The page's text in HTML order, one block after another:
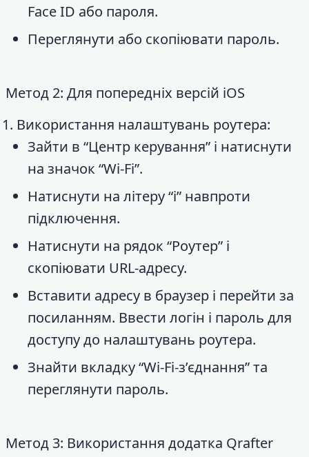
Face ID або пароля.
Переглянути або скопіювати пароль.
Метод 2: Для попередніх версій iOS
Використання налаштувань роутера:
Зайти в “Центр керування” і натиснути
на значок “Wi-Fi”.
Натиснути на літеру “i” навпроти
підключення.
Натиснути на рядок “Роутер” і
скопіювати URL-адресу.
Вставити адресу в браузер і перейти за
посиланням. Ввести логін і пароль для
доступу до налаштувань роутера.
Знайти вкладку “Wi-Fi-з’єднання” та
переглянути пароль.
Метод 3: Використання додатка Qrafter